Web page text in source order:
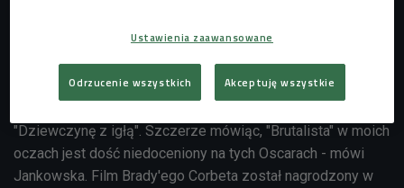
"Dziewczynę z igłą". Szczerze mówiąc, "Brutalista" w moich
oczach jest dość niedoceniony na tych Oscarach - mówi
Jankowska. Film Brady'ego Corbeta został nagrodzony w
Ustawienia zaawansowane
Odrzucenie wszystkich Akceptuję wszystkie